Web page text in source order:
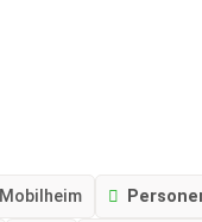
Mobilheim